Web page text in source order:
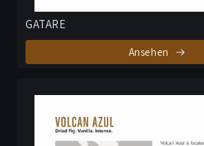
GATARE
Ansehen